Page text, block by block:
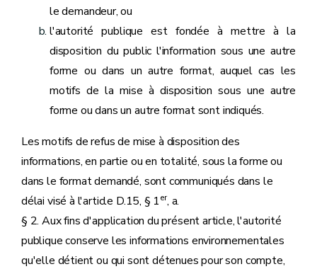
le demandeur, ou
l'autorité publique est fondée à mettre à la
disposition du public l'information sous une autre
forme ou dans un autre format, auquel cas les
motifs de la mise à disposition sous une autre
forme ou dans un autre format sont indiqués.
Les motifs de refus de mise à disposition des
informations, en partie ou en totalité, sous la forme ou
dans le format demandé, sont communiqués dans le
délai visé à l'article D.15, § 1er, a.
§ 2. Aux fins d'application du présent article, l'autorité
publique conserve les informations environnementales
qu'elle détient ou qui sont détenues pour son compte,